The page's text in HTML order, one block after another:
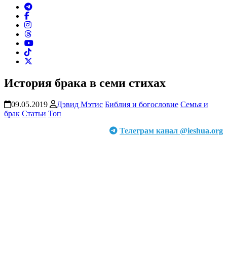
История брака в семи стихах
09.05.2019 Дэвид Мэтис Библия и богословие Семья и
брак Статьи Топ
Телеграм канал @ieshua.org